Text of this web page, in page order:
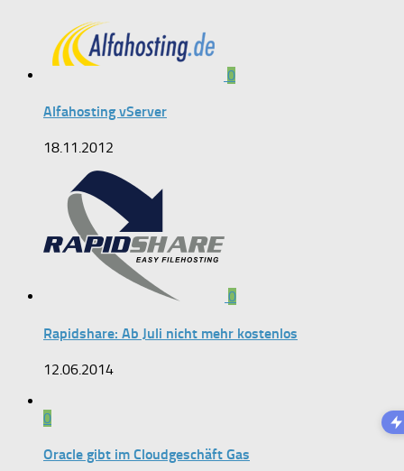
0
Alfahosting vServer
18.11.2012
0
Rapidshare: Ab Juli nicht mehr kostenlos
12.06.2014
0
Oracle gibt im Cloudgeschäft Gas